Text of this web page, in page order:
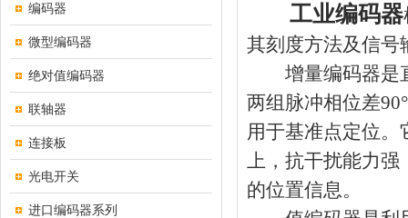
编码器
微型编码器
绝对值编码器
联轴器
连接板
光电开关
进口编码器系列
工业编码器
其刻度方法及信号
增量编码器是直
两组脉冲相位差
用于基准点定位
上，抗干扰能力强
的位置信息。